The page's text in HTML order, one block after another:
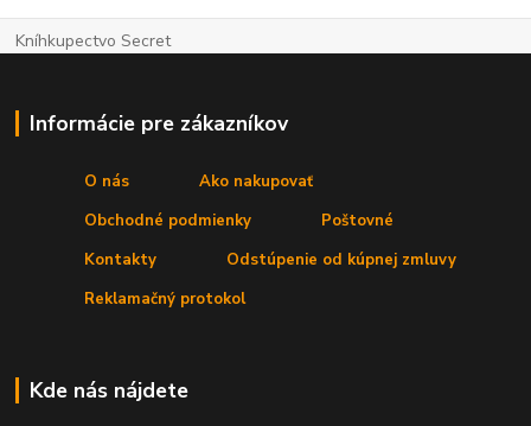
Kníhkupectvo Secret
Informácie pre zákazníkov
O nás
Ako nakupovať
Obchodné podmienky
Poštovné
Kontakty
Odstúpenie od kúpnej zmluvy
Reklamačný protokol
Kde nás nájdete